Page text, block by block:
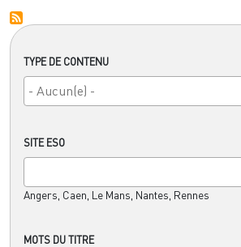
TYPE DE CONTENU
SITE ESO
Angers, Caen, Le Mans, Nantes, Rennes
MOTS DU TITRE